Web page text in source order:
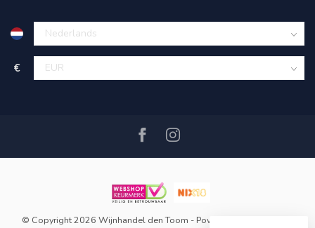
€
© Copyright 2026 Wijnhandel den Toom - Powered by